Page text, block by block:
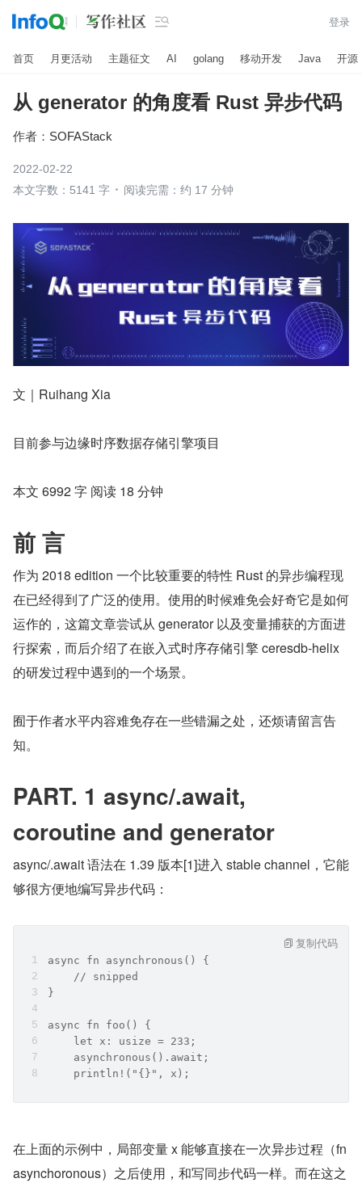
 登录
首页 月更活动 主题征文 AI golang 移动开发 Java 开源
从 generator 的角度看 Rust 异步代码
作者： SOFAStack
2022-02-22
本文字数：5141 字
阅读完需：约 17 分钟
文｜Ruihang Xia
目前参与边缘时序数据存储引擎项目
本文 6992 字 阅读 18 分钟
前 言
作为 2018 edition 一个比较重要的特性 Rust 的异步编程现
在已经得到了广泛的使用。使用的时候难免会好奇它是如何
运作的，这篇文章尝试从 generator 以及变量捕获的方面进
行探索，而后介绍了在嵌入式时序存储引擎 ceresdb-helix
的研发过程中遇到的一个场景。
囿于作者水平内容难免存在一些错漏之处，还烦请留言告
知。
PART. 1 async/.await,
coroutine and generator
async/.await 语法在 1.39 版本[1]进入 stable channel，它能
够很方便地编写异步代码：
async fn asynchronous() {
    // snipped
}
async fn foo() {
    let x: usize = 233;
    asynchronous().await;
    println!("{}", x);
复制代码
在上面的示例中，局部变量 x 能够直接在一次异步过程（fn
asynchoronous）之后使用，和写同步代码一样。而在这之